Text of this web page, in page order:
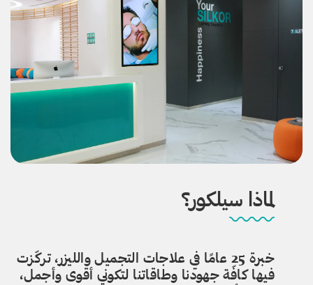
لماذا سيلكور؟
خبرة 25 عامًا في علاجات التجميل والليزر، تركّزت
فيها كافّة جهودنا وطاقاتنا لتكوني أقوى وأجمل،